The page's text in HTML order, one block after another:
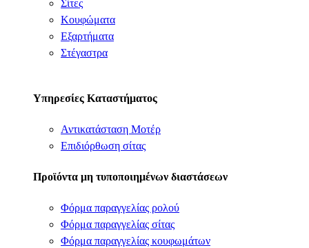
Σίτες
Κουφώματα
Εξαρτήματα
Στέγαστρα
Υπηρεσίες Καταστήματος
Αντικατάσταση Μοτέρ
Επιδιόρθωση σίτας
Προϊόντα μη τυποποιημένων διαστάσεων
Φόρμα παραγγελίας ρολού
Φόρμα παραγγελίας σίτας
Φόρμα παραγγελίας κουφωμάτων